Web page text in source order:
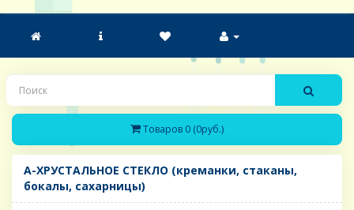
Товаров 0 (0руб.)
A-ХРУСТАЛЬНОЕ СТЕКЛО (креманки, стаканы,
бокалы, сахарницы)